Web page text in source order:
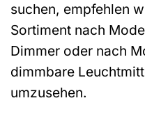
suchen, empfehlen
Sortiment nach
Dimmer oder nach
dimmbare
umzusehen.